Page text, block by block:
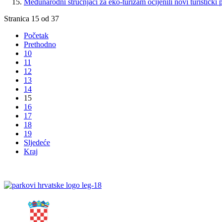
Stranica 15 od 37
Početak
Prethodno
10
11
12
13
14
15
16
17
18
19
Sljedeće
Kraj